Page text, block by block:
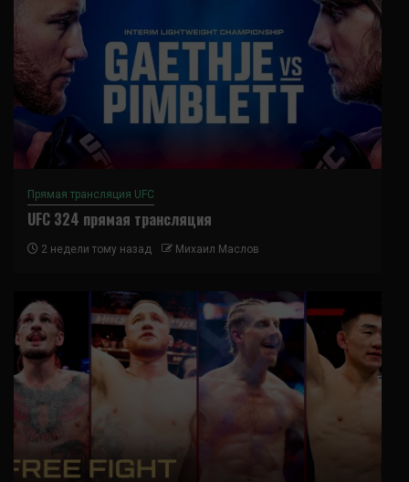
Прямая трансляция UFC
UFC 324 прямая трансляция
2 недели тому назад Михаил Маслов